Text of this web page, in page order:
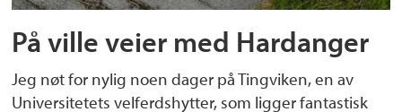
På ville veier med Hardanger
Jeg nøt for nylig noen dager på Tingviken, en av
Universitetets velferdshytter, som ligger fantastisk